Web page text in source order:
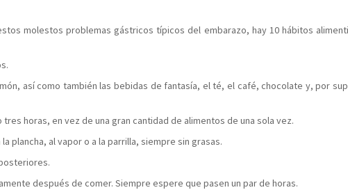
molestos problemas gástricos típicos del embarazo, hay 10 hábitos
así como también las bebidas de fantasía, el té, el café, chocolate y, por
horas, en vez de una gran cantidad de alimentos de una sola vez.
plancha, al vapor o a la parrilla, siempre sin grasas.
después de comer. Siempre espere que pasen un par de horas.